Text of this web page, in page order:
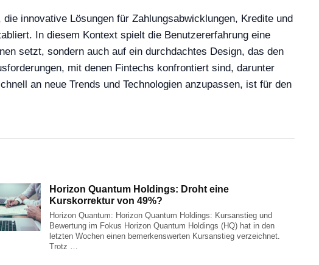
innovative Lösungen für Zahlungsabwicklungen, Kredite und
In diesem Kontext spielt die Benutzererfahrung eine
setzt, sondern auch auf ein durchdachtes Design, das den
mit denen Fintechs konfrontiert sind, darunter
an neue Trends und Technologien anzupassen, ist für den
Horizon Quantum Holdings: Droht eine
Kurskorrektur von 49%?
Horizon Quantum: Horizon Quantum Holdings: Kursanstieg und
Bewertung im Fokus Horizon Quantum Holdings (HQ) hat in den
letzten Wochen einen bemerkenswerten Kursanstieg verzeichnet.
Trotz …